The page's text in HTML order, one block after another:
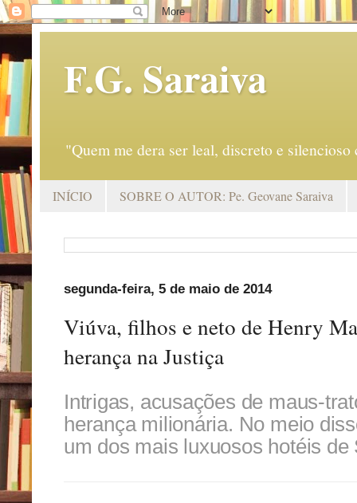
F.G. Saraiva
"Quem me dera ser leal, discreto e
INÍCIO SOBRE O AUTOR: Pe. Geovane Saraiva
segunda-feira, 5 de maio de 2014
Viúva, filhos e neto de Henry
herança na Justiça
Intrigas, acusações de maus-
herança milionária. No meio
um dos mais luxuosos hotéis de